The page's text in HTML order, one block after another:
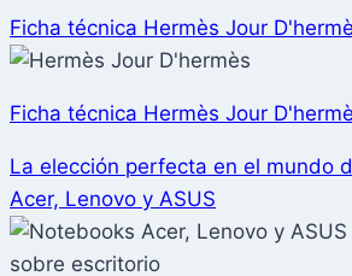
Ficha técnica Hermès Jour
Ficha técnica Hermès Jour
La elección perfecta en el mundo
Acer, Lenovo y ASUS